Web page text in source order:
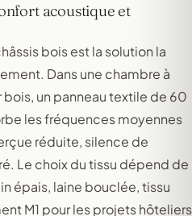
acoustique et
bois est la solution la
Dans une chambre à
un panneau textile de 60
les fréquences moyennes
réduite, silence de
Le choix du tissu dépend de
épais, laine bouclée, tissu
M1 pour les projets hôteliers